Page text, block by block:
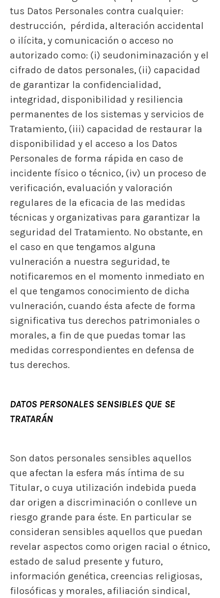
tus Datos Personales contra cualquier:
destrucción, pérdida, alteración accidental
o ilícita, y comunicación o acceso no
autorizado como: (i) seudoniminazación y el
cifrado de datos personales, (ii) capacidad
de garantizar la confidencialidad,
integridad, disponibilidad y resiliencia
permanentes de los sistemas y servicios de
Tratamiento, (iii) capacidad de restaurar la
disponibilidad y el acceso a los Datos
Personales de forma rápida en caso de
incidente físico o técnico, (iv) un proceso de
verificación, evaluación y valoración
regulares de la eficacia de las medidas
técnicas y organizativas para garantizar la
seguridad del Tratamiento. No obstante, en
el caso en que tengamos alguna
vulneración a nuestra seguridad, te
notificaremos en el momento inmediato en
el que tengamos conocimiento de dicha
vulneración, cuando ésta afecte de forma
significativa tus derechos patrimoniales o
morales, a fin de que puedas tomar las
medidas correspondientes en defensa de
tus derechos.
DATOS PERSONALES SENSIBLES QUE SE
TRATARÁN
Son datos personales sensibles aquellos
que afectan la esfera más íntima de su
Titular, o cuya utilización indebida pueda
dar origen a discriminación o conlleve un
riesgo grande para éste. En particular se
consideran sensibles aquellos que puedan
revelar aspectos como origen racial o étnico,
estado de salud presente y futuro,
información genética, creencias religiosas,
filosóficas y morales, afiliación sindical,